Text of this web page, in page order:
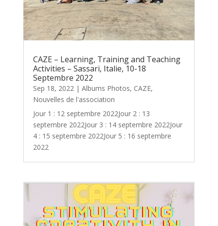
CAZE – Learning, Training and Teaching
Activities – Sassari, Italie, 10-18
Septembre 2022
Sep 18, 2022 |Albums Photos, CAZE,
Nouvelles de l'association
Jour 1 : 12 septembre 2022Jour 2 : 13
septembre 2022Jour 3 : 14 septembre 2022Jour
4 : 15 septembre 2022Jour 5 : 16 septembre
2022